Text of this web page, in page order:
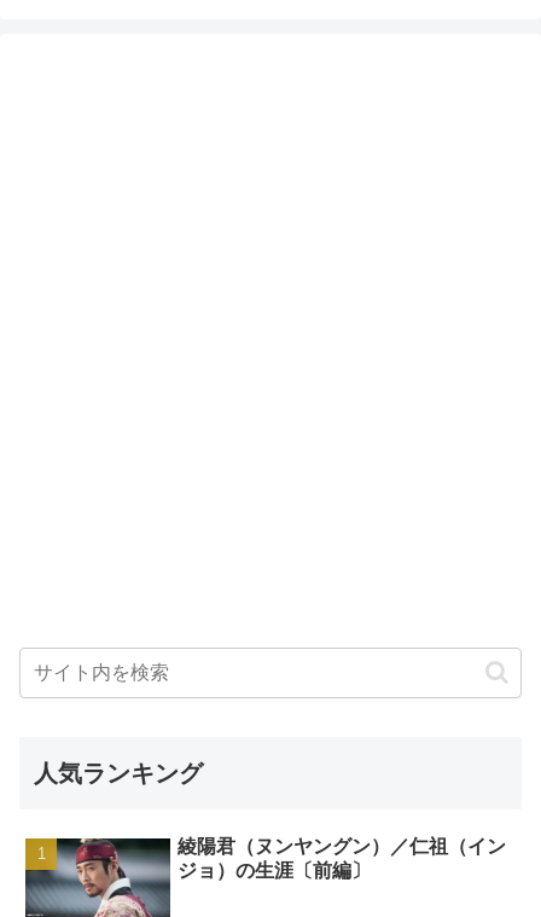
人気ランキング
綾陽君（ヌンヤングン）／仁祖（イン
ジョ）の生涯〔前編〕